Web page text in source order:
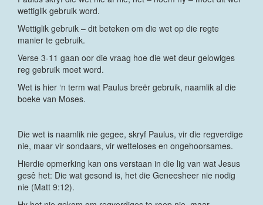
wettiglik gebruik word.
Wettiglik gebruik – dit beteken om die wet op die regte
manier te gebruik.
Verse 3-11 gaan oor die vraag hoe die wet deur gelowiges
reg gebruik moet word.
Wet is hier ‘n term wat Paulus breër gebruik, naamlik al die
boeke van Moses.
Die wet is naamlik nie gegee, skryf Paulus, vir die regverdige
nie, maar vir sondaars, vir wetteloses en ongehoorsames.
Hierdie opmerking kan ons verstaan in die lig van wat Jesus
gesê het: Die wat gesond is, het die Geneesheer nie nodig
nie (Matt 9:12).